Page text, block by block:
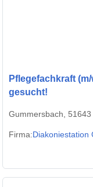
Pflegefachkraft
gesucht!
Gummersbach, 51643
Firma:Diakoniestation